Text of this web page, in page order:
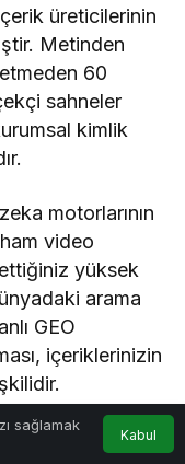
üreticilerinin
Metinden
60
sahneler
kimlik
motorlarının
video
yüksek
arama
GEO
içeriklerinizin
içeriklerin ve
anahtar kelime
sağlamak
Kabul
Rehber